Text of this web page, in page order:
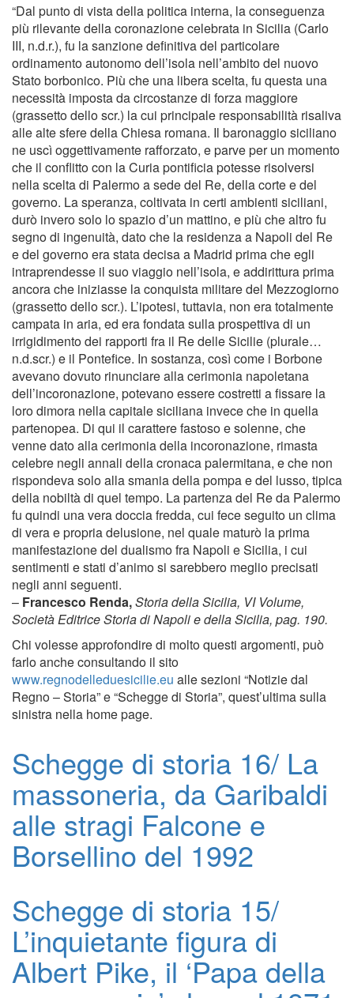
“Dal punto di vista della politica interna, la conseguenza
più rilevante della coronazione celebrata in Sicilia (Carlo
III, n.d.r.), fu la sanzione definitiva del particolare
ordinamento autonomo dell’isola nell’ambito del nuovo
Stato borbonico. Più che una libera scelta, fu questa una
necessità imposta da circostanze di forza maggiore
(grassetto dello scr.) la cui principale responsabilità risaliva
alle alte sfere della Chiesa romana. Il baronaggio siciliano
ne uscì oggettivamente rafforzato, e parve per un momento
che il conflitto con la Curia pontificia potesse risolversi
nella scelta di Palermo a sede del Re, della corte e del
governo. La speranza, coltivata in certi ambienti siciliani,
durò invero solo lo spazio d’un mattino, e più che altro fu
segno di ingenuità, dato che la residenza a Napoli del Re
e del governo era stata decisa a Madrid prima che egli
intraprendesse il suo viaggio nell’isola, e addirittura prima
ancora che iniziasse la conquista militare del Mezzogiorno
(grassetto dello scr.). L’ipotesi, tuttavia, non era totalmente
campata in aria, ed era fondata sulla prospettiva di un
irrigidimento dei rapporti fra il Re delle Sicilie (plurale…
n.d.scr.) e il Pontefice. In sostanza, così come i Borbone
avevano dovuto rinunciare alla cerimonia napoletana
dell’incoronazione, potevano essere costretti a fissare la
loro dimora nella capitale siciliana invece che in quella
partenopea. Di qui il carattere fastoso e solenne, che
venne dato alla cerimonia della incoronazione, rimasta
celebre negli annali della cronaca palermitana, e che non
rispondeva solo alla smania della pompa e del lusso, tipica
della nobiltà di quel tempo. La partenza del Re da Palermo
fu quindi una vera doccia fredda, cui fece seguito un clima
di vera e propria delusione, nel quale maturò la prima
manifestazione del dualismo fra Napoli e Sicilia, i cui
sentimenti e stati d’animo si sarebbero meglio precisati
negli anni seguenti.
– Francesco Renda,Storia della Sicilia, VI Volume,
Società Editrice Storia di Napoli e della Sicilia, pag. 190.
Chi volesse approfondire di molto questi argomenti, può
farlo anche consultando il sito
www.regnodelleduesicilie.eu alle sezioni “Notizie dal
Regno – Storia” e “Schegge di Storia”, quest’ultima sulla
sinistra nella home page.
Schegge di storia 16/ La
massoneria, da Garibaldi
alle stragi Falcone e
Borsellino del 1992
Schegge di storia 15/
L’inquietante figura di
Albert Pike, il ‘Papa della